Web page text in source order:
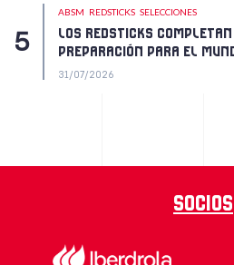
ABSM REDSTICKS SELECCIONES
LOS REDSTICKS
PREPARACIÓN PARA EL
31/07/2026
Socios